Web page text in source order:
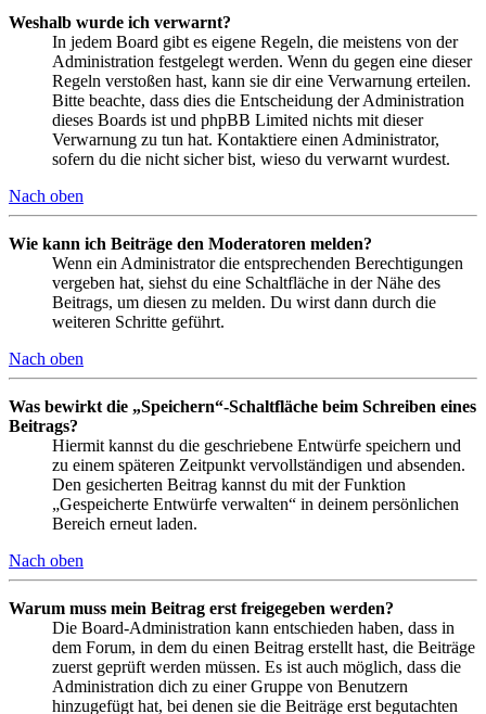
Weshalb wurde ich verwarnt?
In jedem Board gibt es eigene Regeln, die meistens von der
Administration festgelegt werden. Wenn du gegen eine dieser
Regeln verstoßen hast, kann sie dir eine Verwarnung erteilen.
Bitte beachte, dass dies die Entscheidung der Administration
dieses Boards ist und phpBB Limited nichts mit dieser
Verwarnung zu tun hat. Kontaktiere einen Administrator,
sofern du die nicht sicher bist, wieso du verwarnt wurdest.
Nach oben
Wie kann ich Beiträge den Moderatoren melden?
Wenn ein Administrator die entsprechenden Berechtigungen
vergeben hat, siehst du eine Schaltfläche in der Nähe des
Beitrags, um diesen zu melden. Du wirst dann durch die
weiteren Schritte geführt.
Nach oben
Was bewirkt die „Speichern“-Schaltfläche beim Schreiben eines
Beitrags?
Hiermit kannst du die geschriebene Entwürfe speichern und
zu einem späteren Zeitpunkt vervollständigen und absenden.
Den gesicherten Beitrag kannst du mit der Funktion
„Gespeicherte Entwürfe verwalten“ in deinem persönlichen
Bereich erneut laden.
Nach oben
Warum muss mein Beitrag erst freigegeben werden?
Die Board-Administration kann entschieden haben, dass in
dem Forum, in dem du einen Beitrag erstellt hast, die Beiträge
zuerst geprüft werden müssen. Es ist auch möglich, dass die
Administration dich zu einer Gruppe von Benutzern
hinzugefügt hat, bei denen sie die Beiträge erst begutachten